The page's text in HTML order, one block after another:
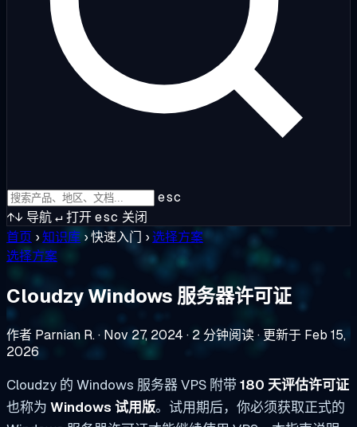
esc
↑↓ 导航↵打开esc 关闭
首页 ›知识库 ›快速入门 ›选择方案
选择方案
Cloudzy Windows 服务器许可证
作者 Parnian R.· Nov 27, 2024 · 2 分钟阅读· 更新于 Feb 15,
2026
Cloudzy 的 Windows 服务器 VPS 附带180 天评估许可证
也称为 Windows 试用版。试用期后，你必须获取正式的